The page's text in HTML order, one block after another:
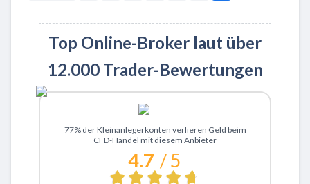
Top Online-Broker laut über
12.000 Trader-Bewertungen
Zu XTB
77% der Kleinanlegerkonten verlieren Geld beim
CFD-Handel mit diesem Anbieter
4.7 / 5